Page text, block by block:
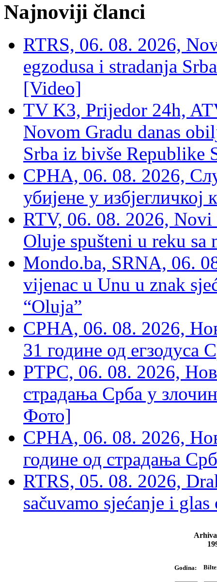
Najnoviji članci
RTRS, 06. 08. 2026,
egzodusa i stradanja
[Video]
TV K3, Prijedor 24h,
Novom Gradu danas
Srba iz bivše Republike
СРНА, 06. 08. 2026,
убијене у избјегличкој
RTV, 06. 08. 2026, Novi
Oluje spušteni u reku sa
Mondo.ba, SRNA, 06.
vijenac u Unu u znak
“Oluja”
СРНА, 06. 08. 2026,
31 године од егзодуса
РТРС, 06. 08. 2026,
страдања Срба у
Фото]
СРНА, 06. 08. 2026,
године од страдања
RTRS, 05. 08. 2026,
sačuvamo sjećanje i
Godina: